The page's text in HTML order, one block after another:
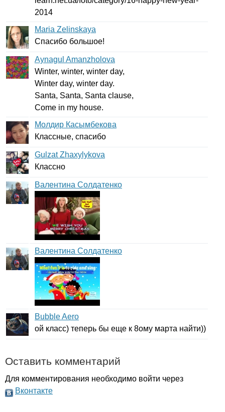
2014
Maria Zelinskaya
Спасибо большое!
Aynagul Amanzholova
Winter, winter, winter day,
Winter day, winter day.
Santa, Santa, Santa clause,
Come in my house.
Молдир Касымбекова
Классные, спасибо
Gulzat Zhaxylykova
Классно
Валентина Солдатенко
Валентина Солдатенко
Bubble Aero
ой класс) теперь бы еще к 8ому марта найти))
Оставить комментарий
Для комментирования необходимо войти через
Вконтакте